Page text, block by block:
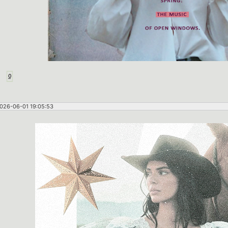
0
06-01 19:05:53